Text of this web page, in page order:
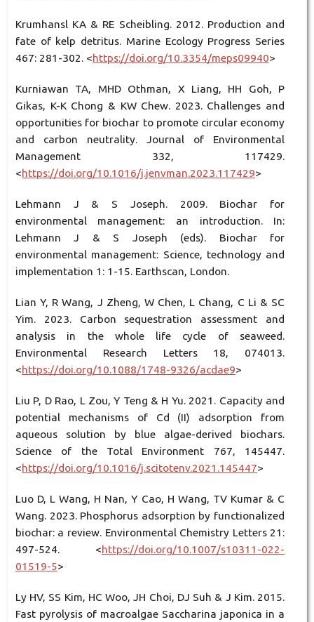
Krumhansl KA & RE Scheibling. 2012. Production and
fate of kelp detritus. Marine Ecology Progress Series
467: 281-302. <https://doi.org/10.3354/meps09940>
Kurniawan TA, MHD Othman, X Liang, HH Goh, P
Gikas, K-K Chong & KW Chew. 2023. Challenges and
opportunities for biochar to promote circular economy
and carbon neutrality. Journal of Environmental
Management 332, 117429.
<https://doi.org/10.1016/j.jenvman.2023.117429>
Lehmann J & S Joseph. 2009. Biochar for
environmental management: an introduction. In:
Lehmann J & S Joseph (eds). Biochar for
environmental management: Science, technology and
implementation 1: 1-15. Earthscan, London.
Lian Y, R Wang, J Zheng, W Chen, L Chang, C Li & SC
Yim. 2023. Carbon sequestration assessment and
analysis in the whole life cycle of seaweed.
Environmental Research Letters 18, 074013.
<https://doi.org/10.1088/1748-9326/acdae9>
Liu P, D Rao, L Zou, Y Teng & H Yu. 2021. Capacity and
potential mechanisms of Cd (II) adsorption from
aqueous solution by blue algae-derived biochars.
Science of the Total Environment 767, 145447.
<https://doi.org/10.1016/j.scitotenv.2021.145447>
Luo D, L Wang, H Nan, Y Cao, H Wang, TV Kumar & C
Wang. 2023. Phosphorus adsorption by functionalized
biochar: a review. Environmental Chemistry Letters 21:
497-524. <https://doi.org/10.1007/s10311-022-
01519-5>
Ly HV, SS Kim, HC Woo, JH Choi, DJ Suh & J Kim. 2015.
Fast pyrolysis of macroalgae Saccharina japonica in a